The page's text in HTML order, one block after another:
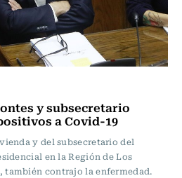
y subsecretario
a Covid-19
y del subsecretario del
en la Región de Los
también contrajo la enfermedad.